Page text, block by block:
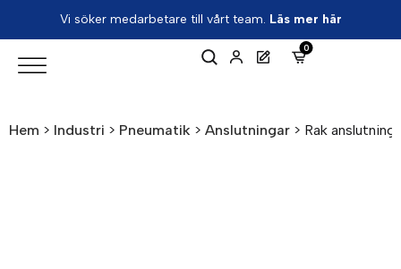
Vi söker medarbetare till vårt team. Läs mer här
0
Hem > Industri > Pneumatik > Anslutningar > Rak anslutning